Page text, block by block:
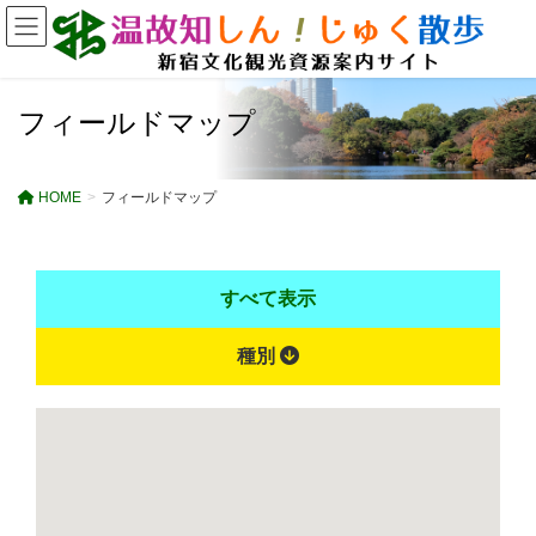
フィールドマップ
HOME フィールドマップ
すべて表示
種別